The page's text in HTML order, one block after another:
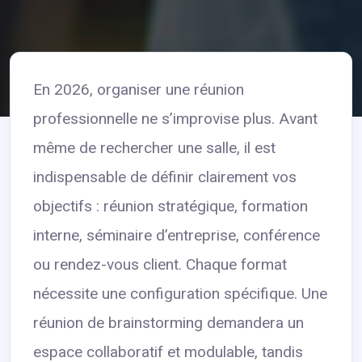
En 2026, organiser une réunion
professionnelle ne s’improvise plus. Avant
même de rechercher une salle, il est
indispensable de définir clairement vos
objectifs : réunion stratégique, formation
interne, séminaire d’entreprise, conférence
ou rendez-vous client. Chaque format
nécessite une configuration spécifique. Une
réunion de brainstorming demandera un
espace collaboratif et modulable, tandis